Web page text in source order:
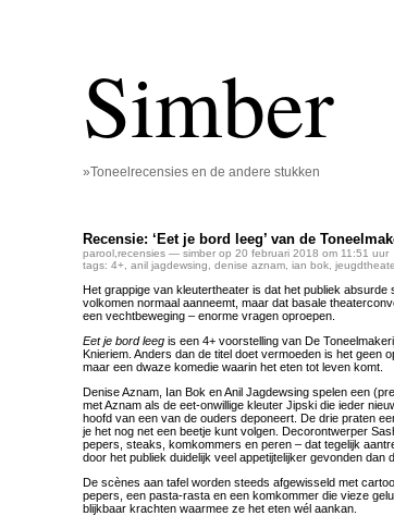
Simber
»Toneelrecensies en de andere stukken
Recensie: ‘Eet je bord leeg’ van de
parool recensies — simber op 20 februari 2018 om 11:51 uur
tags: 4+ anil jagdewsing denise aznam ian bok
Het grappige van kleutertheater is dat het publiek
volkomen normaal aanneemt, maar dat basale
een vechtbeweging – enorme vragen oproepen.
Eet je bord leeg is een 4+ voorstelling van De
Knieriem. Anders dan de titel doet vermoeden is het geen
maar een dwaze komedie waarin het eten tot leven komt.
Denise Aznam, Ian Bok en Anil Jagdewsing spelen een
met Aznam als de eet-onwillige kleuter Jipski die ieder
hoofd van een van de ouders deponeert. De drie praten
je het nog net een beetje kunt volgen. Decorontwerper
pepers, steaks, komkommers en peren – dat tegelijk
door het publiek duidelijk veel appetijtelijker gevonden dan
De scènes aan tafel worden steeds afgewisseld met
pepers, een pasta-rasta en een komkommer die vieze
blijkbaar krachten waarmee ze het eten wél aankan.